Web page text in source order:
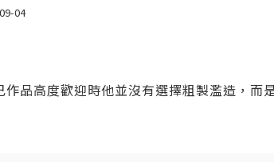
04
品高度歡迎時他並沒有選擇粗製濫造，而